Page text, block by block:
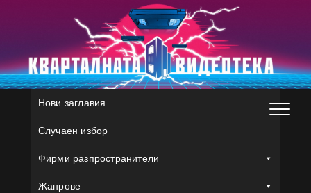
Нови заглавия
Случаен избор
Фирми разпространители
Жанрове